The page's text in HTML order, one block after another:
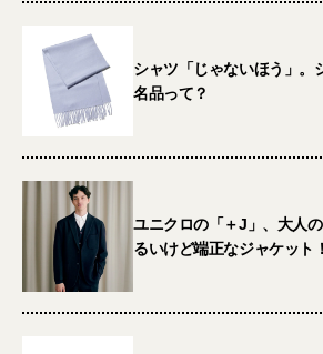
シャツ「じゃないほう」。
名品って？
ユニクロの「＋J」、大人
るいけど端正なジャケット！